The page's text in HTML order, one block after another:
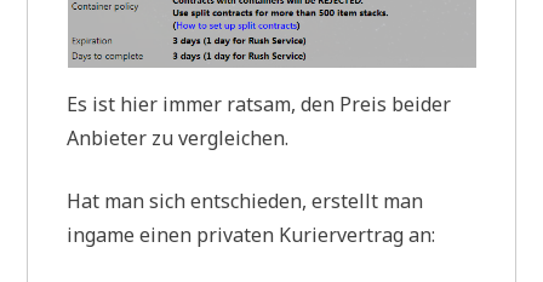
Es ist hier immer ratsam, den Preis beider
Anbieter zu vergleichen.
Hat man sich entschieden, erstellt man
ingame einen privaten Kuriervertrag an: